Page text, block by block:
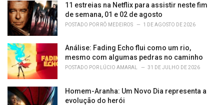
11 estreias na Netflix para assistir neste fim
de semana, 01 e 02 de agosto
POSTADO POR RÔ MEDEIROS 1 DE AGOSTO DE 2026
Análise: Fading Echo flui como um rio,
mesmo com algumas pedras no caminho
POSTADO POR LÚCIO AMARAL 31 DE JULHO DE 2026
Homem-Aranha: Um Novo Dia representa a
evolução do herói